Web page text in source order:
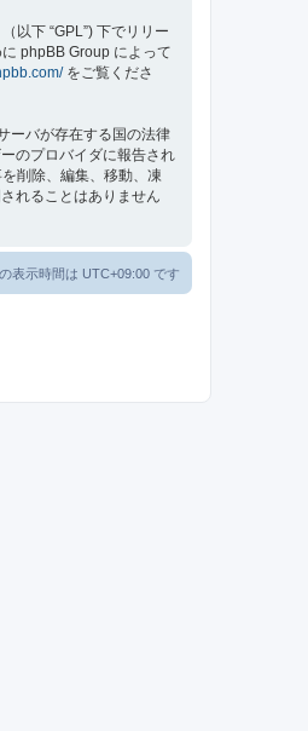
（以下 “GPL”) 下でリリー
phpBB Group によって
をご覧くださ
ーバが存在する国の法律
のプロバイダに報告され
削除、編集、移動、凍
れることはありません
表示時間は UTC+09:00 です